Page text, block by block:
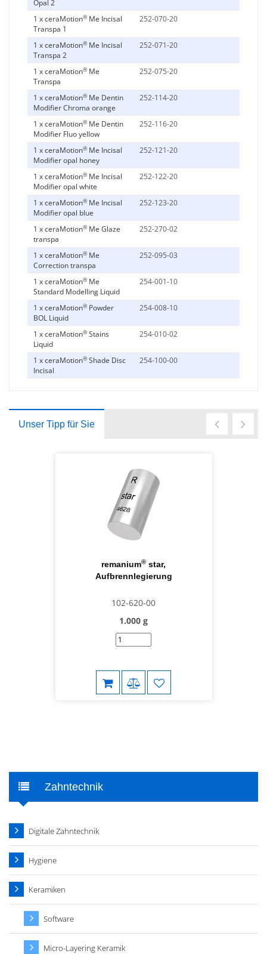
Opal 2
1 x ceraMotion® Me Incisal
Transpa 1
252-070-20
1 x ceraMotion® Me Incisal
Transpa 2
252-071-20
1 x ceraMotion® Me
Transpa
252-075-20
1 x ceraMotion® Me Dentin
Modifier Chroma orange
252-114-20
1 x ceraMotion® Me Dentin
Modifier Fluo yellow
252-116-20
1 x ceraMotion® Me Incisal
Modifier opal honey
252-121-20
1 x ceraMotion® Me Incisal
Modifier opal white
252-122-20
1 x ceraMotion® Me Incisal
Modifier opal blue
252-123-20
1 x ceraMotion® Me Glaze
transpa
252-270-02
1 x ceraMotion® Me
Correction transpa
252-095-03
1 x ceraMotion® Me
Standard Modelling Liquid
254-001-10
1 x ceraMotion® Powder
BOL Liquid
254-008-10
1 x ceraMotion® Stains
Liquid
254-010-02
1 x ceraMotion® Shade Disc
Incisal
254-100-00
Unser Tipp für Sie
remanium® star,
Aufbrennlegierung
102-620-00
1.000 g
Zahntechnik
Digitale Zahntechnik
Hygiene
Keramiken
Software
Micro-Layering Keramik